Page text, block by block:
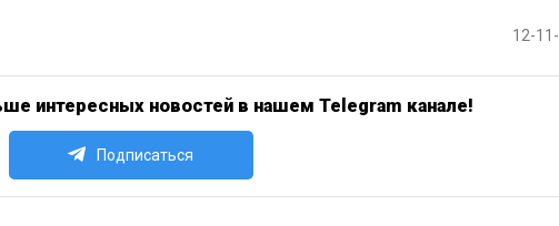
12-
интересных новостей в нашем Telegram канале!
Подписаться